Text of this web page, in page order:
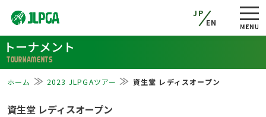
JP
EN
トーナメント
TOURNAMENTS
ホーム 2023 JLPGAツアー 資生堂 レディスオープン
資生堂 レディスオープン